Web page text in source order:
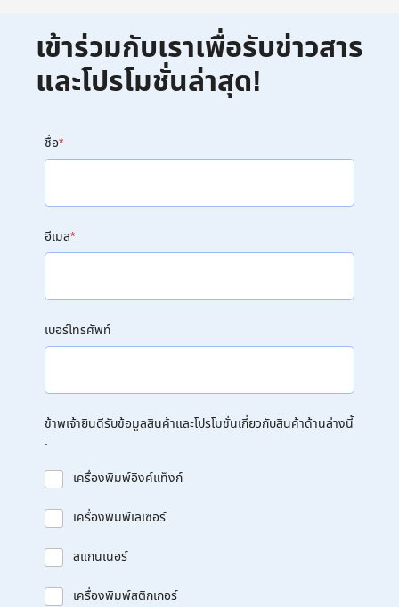
เข้าร่วมกับเราเพื่อรับข่าวสาร
และโปรโมชั่นล่าสุด!
ชื่อ*
อีเมล*
เบอร์โทรศัพท์
ข้าพเจ้ายินดีรับข้อมูลสินค้าและโปรโมชั่นเกี่ยวกับสินค้าด้านล่างนี้
:
เครื่องพิมพ์อิงค์แท็งก์
เครื่องพิมพ์เลเซอร์
สแกนเนอร์
เครื่องพิมพ์สติกเกอร์